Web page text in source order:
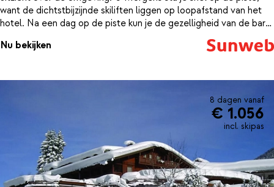
want de dichtstbijzijnde skiliften liggen op loopafstand van het
hotel. Na een dag op de piste kun je de gezelligheid van de bar
met livemuziek opzoeken, je reisgenoten uitdagen tot een
spelletje kegelen, badminton of tafeltennis, even relaxen in de
Nu bekijken
8 dagen vanaf
€ 1.056
incl. skipas